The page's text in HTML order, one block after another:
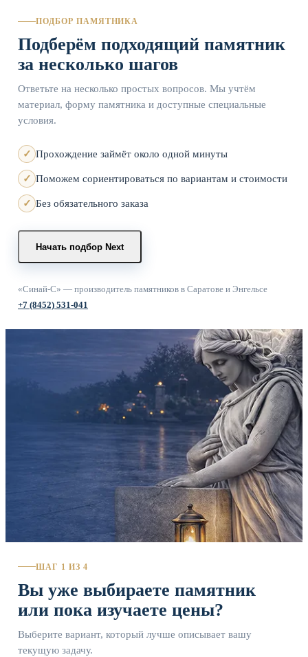
ПОДБОР ПАМЯТНИКА
Подберём подходящий памятник
за несколько шагов
Ответьте на несколько простых вопросов. Мы учтём
материал, форму памятника и доступные специальные
условия.
Прохождение займёт около одной минуты
Поможем сориентироваться по вариантам и стоимости
Без обязательного заказа
Начать подбор Next
«Синай-С» — производитель памятников в Саратове и Энгельсе
+7 (8452) 531-041
ШАГ 1 ИЗ 4
Вы уже выбираете памятник
или пока изучаете цены?
Выберите вариант, который лучше описывает вашу
текущую задачу.